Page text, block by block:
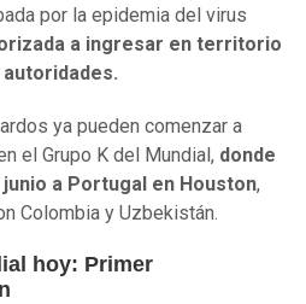
por la epidemia del virus
a ingresar en territorio
ya pueden comenzar a
el Grupo K del Mundial, donde
a Portugal en Houston,
Colombia y Uzbekistán.
hoy: Primer